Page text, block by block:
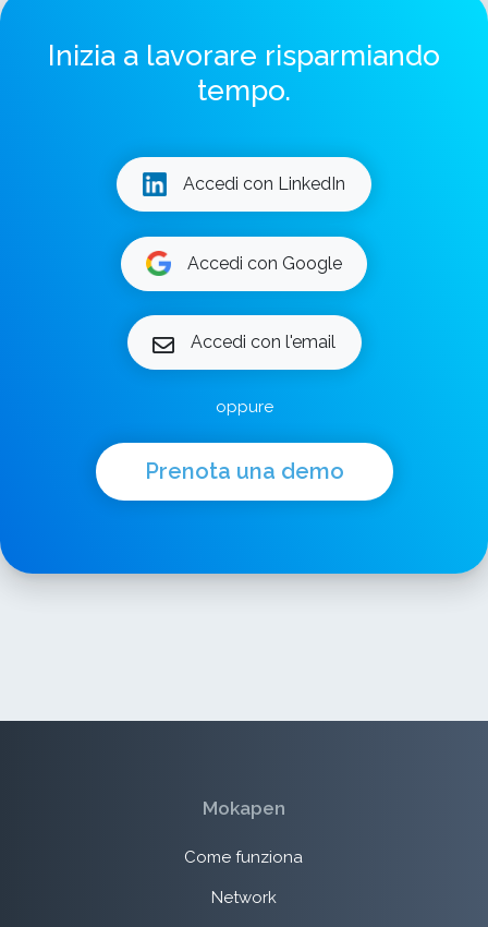
Inizia a lavorare risparmiando
tempo.
Accedi con LinkedIn
Accedi con Google
Accedi con l'email
oppure
Prenota una demo
Mokapen
Come funziona
Network